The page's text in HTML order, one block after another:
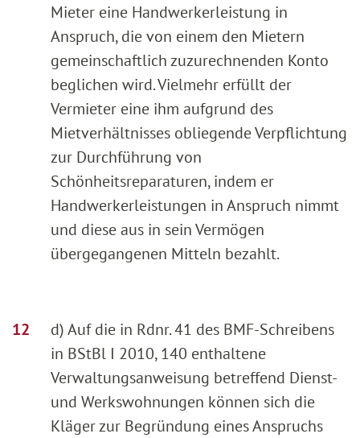
Mieter eine Handwerkerleistung in
Anspruch, die von einem den Mietern
gemeinschaftlich zuzurechnenden Konto
beglichen wird. Vielmehr erfüllt der
Vermieter eine ihm aufgrund des
Mietverhältnisses obliegende Verpflichtung
zur Durchführung von
Schönheitsreparaturen, indem er
Handwerkerleistungen in Anspruch nimmt
und diese aus in sein Vermögen
übergegangenen Mitteln bezahlt.
d) Auf die in Rdnr. 41 des BMF-Schreibens
in BStBl I 2010, 140 enthaltene
Verwaltungsanweisung betreffend Dienst-
und Werkswohnungen können sich die
Kläger zur Begründung eines Anspruchs